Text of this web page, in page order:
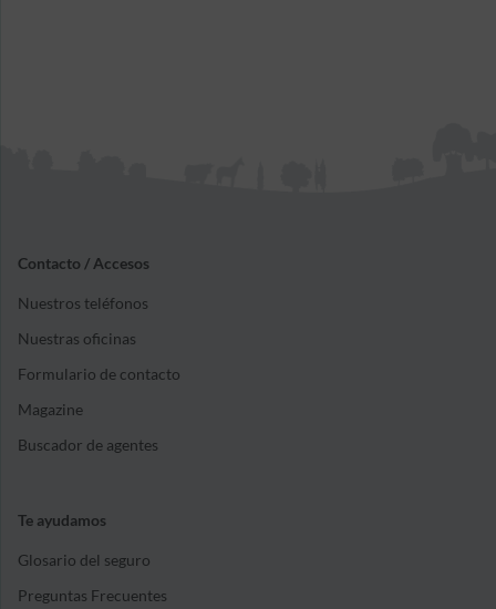
Contacto / Accesos
Nuestros teléfonos
Nuestras oficinas
Formulario de contacto
Magazine
Buscador de agentes
Te ayudamos
Glosario del seguro
Preguntas Frecuentes